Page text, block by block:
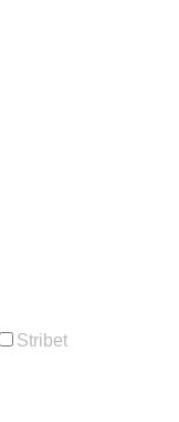
Stribet